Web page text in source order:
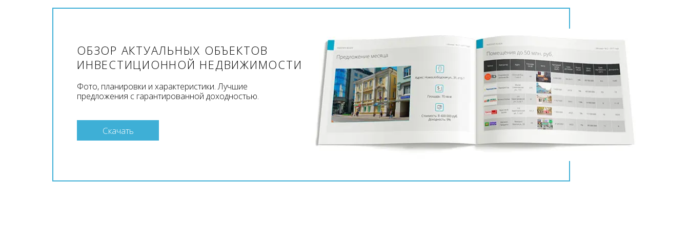
ОБЗОР АКТУАЛЬНЫХ ОБЪЕКТОВ
ИНВЕСТИЦИОННОЙ НЕДВИЖИМОСТИ
Фото, планировки и характеристики. Лучшие
предложения с гарантированной доходностью.
Скачать